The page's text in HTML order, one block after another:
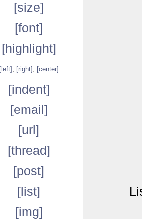
[size]
[font]
[highlight]
[left] , [right] , [center]
[indent]
[email]
[url]
[thread]
[post]
[list]
[img]